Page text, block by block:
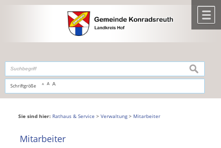
,zur Navigationoderzur Startseitespringen.
Schriftgröße A A A
suchen
Sie sind hier: Rathaus & Service > Verwaltung> Mitarbeiter
Mitarbeiter